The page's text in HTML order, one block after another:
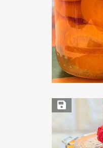
Save Recipe